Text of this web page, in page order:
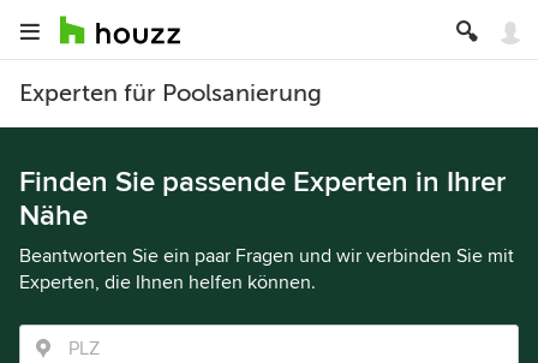
Experten für Poolsanierung
Finden Sie passende Experten in Ihrer
Nähe
Beantworten Sie ein paar Fragen und wir verbinden Sie mit
Experten, die Ihnen helfen können.